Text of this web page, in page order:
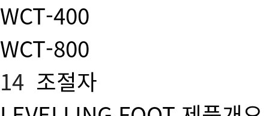
WCT-400
WCT-800
14 조절자